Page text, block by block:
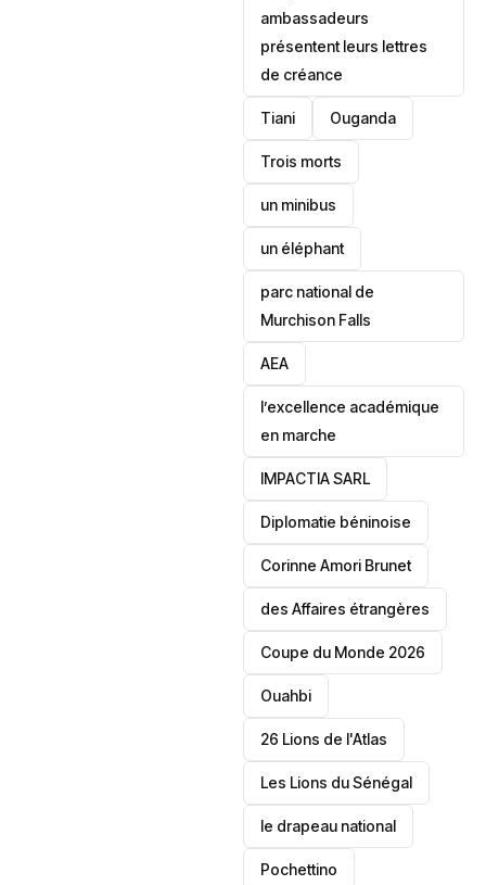
ambassadeurs
présentent leurs lettres
de créance
Tiani ‎Ouganda
Trois morts
un minibus
un éléphant
parc national de
Murchison Falls
AEA
l’excellence académique
en marche
IMPACTIA SARL
‎Diplomatie béninoise
Corinne Amori Brunet
des Affaires étrangères
‎Coupe du Monde 2026
Ouahbi
26 Lions de l'Atlas
Les Lions du Sénégal
le drapeau national
Pochettino